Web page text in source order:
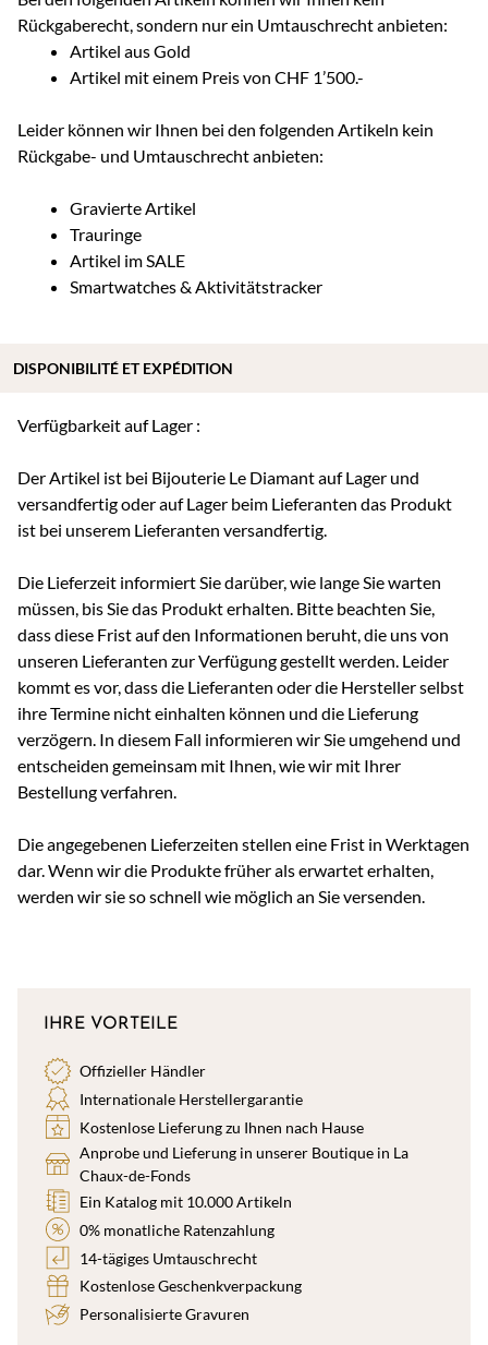
Rückgaberecht, sondern nur ein Umtauschrecht anbieten:
Artikel aus Gold
Artikel mit einem Preis von CHF 1’500.-
Leider können wir Ihnen bei den folgenden Artikeln kein
Rückgabe- und Umtauschrecht anbieten:
Gravierte Artikel
Trauringe
Artikel im SALE
Smartwatches & Aktivitätstracker
Verfügbarkeit auf Lager :
Der Artikel ist bei Bijouterie Le Diamant auf Lager und
versandfertig oder auf Lager beim Lieferanten das Produkt
ist bei unserem Lieferanten versandfertig.
Die Lieferzeit informiert Sie darüber, wie lange Sie warten
müssen, bis Sie das Produkt erhalten. Bitte beachten Sie,
dass diese Frist auf den Informationen beruht, die uns von
unseren Lieferanten zur Verfügung gestellt werden. Leider
kommt es vor, dass die Lieferanten oder die Hersteller selbst
ihre Termine nicht einhalten können und die Lieferung
verzögern. In diesem Fall informieren wir Sie umgehend und
entscheiden gemeinsam mit Ihnen, wie wir mit Ihrer
Bestellung verfahren.
Die angegebenen Lieferzeiten stellen eine Frist in Werktagen
dar. Wenn wir die Produkte früher als erwartet erhalten,
werden wir sie so schnell wie möglich an Sie versenden.
DISPONIBILITÉ ET EXPÉDITION
IHRE VORTEILE
Offizieller Händler
Internationale Herstellergarantie
Kostenlose Lieferung zu Ihnen nach Hause
Anprobe und Lieferung in unserer Boutique in La
Chaux-de-Fonds
Ein Katalog mit 10.000 Artikeln
0% monatliche Ratenzahlung
14-tägiges Umtauschrecht
Kostenlose Geschenkverpackung
Personalisierte Gravuren